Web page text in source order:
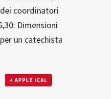
coordinatori
Dimensioni
un catechista
+ APPLE ICAL